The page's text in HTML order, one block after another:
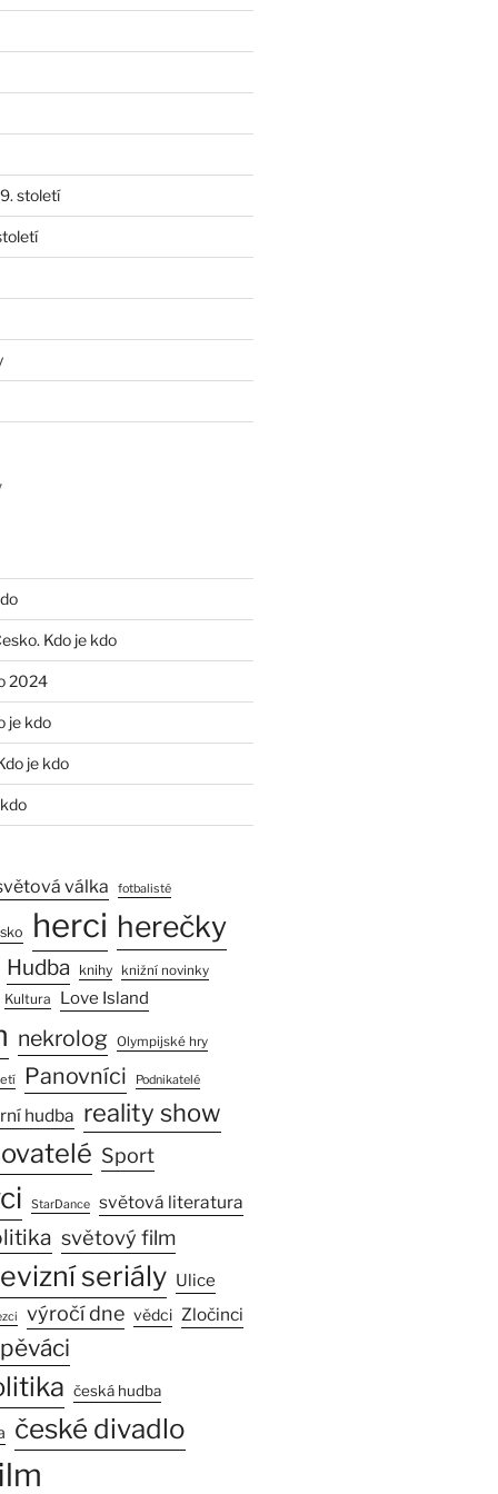
století
Kdo je kdo
2024
je kdo
je kdo
válka fotbalisté
herci herečky
Hudba knihy knižní novinky
Kultura Love Island
nekrolog Olympijské hry
Panovníci Podnikatelé
hudba reality show
Sport
StarDance světová literatura
světový film
seriály Ulice
výročí dne vědci Zločinci
česká hudba
české divadlo